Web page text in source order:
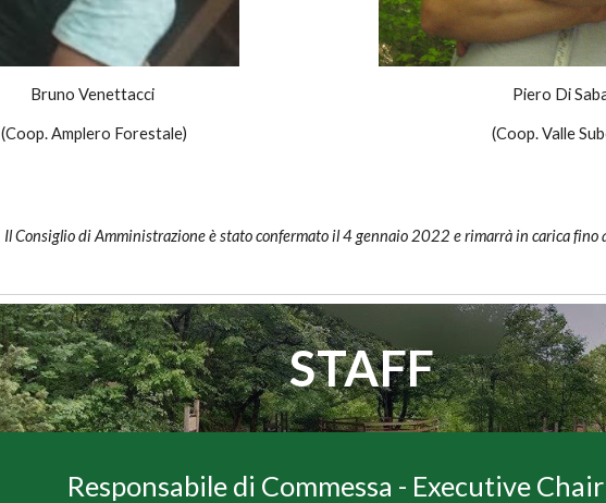
Bruno Venettacci
(Coop. Amplero Forestale)
Piero Di
(Coop. Valle
Il Consiglio di Amministrazione è stato confermato il 4 gennaio 2022 e rimarrà in carica
STAFF
Responsabile di Commessa - Executive